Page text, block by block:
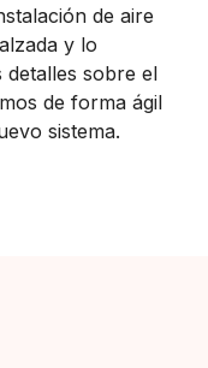
de aire
y lo
sobre el
de forma ágil
sistema.